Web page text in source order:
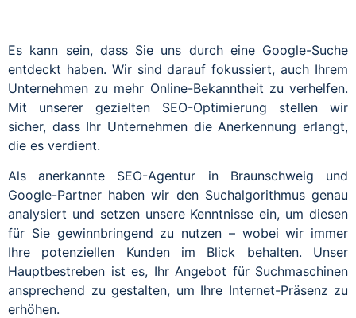
Es kann sein, dass Sie uns durch eine Google-Suche
entdeckt haben. Wir sind darauf fokussiert, auch Ihrem
Unternehmen zu mehr Online-Bekanntheit zu verhelfen.
Mit unserer gezielten SEO-Optimierung stellen wir
sicher, dass Ihr Unternehmen die Anerkennung erlangt,
die es verdient.
Als anerkannte SEO-Agentur in Braunschweig und
Google-Partner haben wir den Suchalgorithmus genau
analysiert und setzen unsere Kenntnisse ein, um diesen
für Sie gewinnbringend zu nutzen – wobei wir immer
Ihre potenziellen Kunden im Blick behalten. Unser
Hauptbestreben ist es, Ihr Angebot für Suchmaschinen
ansprechend zu gestalten, um Ihre Internet-Präsenz zu
erhöhen.